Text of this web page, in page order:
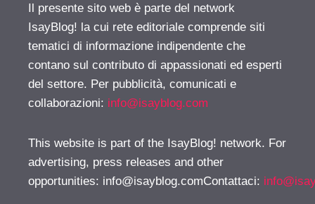
Il presente sito web è parte del network
IsayBlog! la cui rete editoriale comprende siti
tematici di informazione indipendente che
contano sul contributo di appassionati ed esperti
del settore. Per pubblicità, comunicati e
collaborazioni: info@isayblog.com
This website is part of the IsayBlog! network. For
advertising, press releases and other
opportunities: info@isayblog.comContattaci: